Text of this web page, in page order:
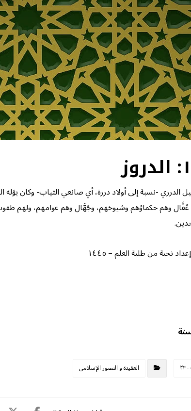
-نسبة إلى أولاد درزة، أي صانعي الثياب- وكان يؤله
وهم حكماؤهم وشيوخهم، وجُهَّال وهم عوامهم، ولهم
نخبة من طلبة العلم – ١٤٤٥
العقيدة و التصور الإسلامي